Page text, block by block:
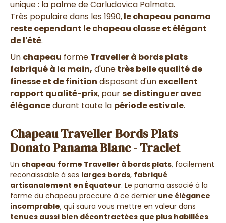
unique : la palme de Carludovica Palmata.
Très populaire dans les 1990,le chapeau panama
reste cependant le chapeau classe et élégant
de l'été.
Un chapeau forme Traveller à bords plats
fabriqué à la main, d'unetrès belle qualité de
finesse et de finition disposant d'un excellent
rapport qualité-prix, pourse distinguer avec
élégancedurant toute la période estivale.
Chapeau Traveller Bords Plats
Donato Panama Blanc - Traclet
Un chapeau forme Traveller à bords plats, facilement
reconaissable à ses larges bords, fabriqué
artisanalement en Équateur. Le panama associé à la
forme du chapeau proccure à ce dernier une élégance
incomprable, qui saura vous mettre en valeur dans
tenues aussi bien décontractées que plus habillées.